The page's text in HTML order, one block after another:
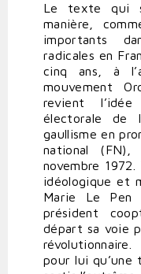
Le texte qui
manière,
importants
radicales en
cinq ans, à
mouvement
revient l’idée
électorale de
gaullisme en
national
novembre
idéologique et
Marie Le Pen
président
départ sa voie
pour lui